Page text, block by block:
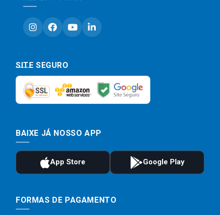
SITE SEGURO
BAIXE JÁ NOSSO APP
FORMAS DE PAGAMENTO